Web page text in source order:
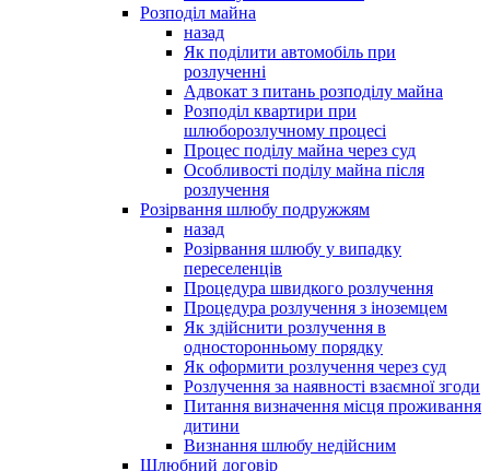
Розподіл майна
назад
Як поділити автомобіль при
розлученні
Адвокат з питань розподілу майна
Розподіл квартири при
шлюборозлучному процесі
Процес поділу майна через суд
Особливості поділу майна після
розлучення
Розірвання шлюбу подружжям
назад
Розірвання шлюбу у випадку
переселенців
Процедура швидкого розлучення
Процедура розлучення з іноземцем
Як здійснити розлучення в
односторонньому порядку
Як оформити розлучення через суд
Розлучення за наявності взаємної згоди
Питання визначення місця проживання
дитини
Визнання шлюбу недійсним
Шлюбний договір